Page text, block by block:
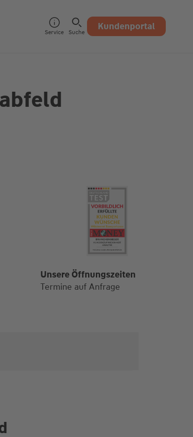
Service Suche Kundenportal
Unsere Öffnungszeiten
Termine auf Anfrage